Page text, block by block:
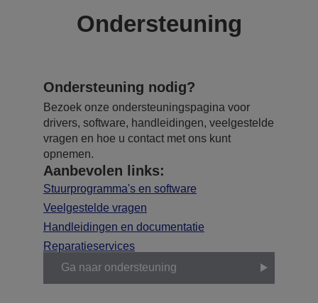
Ondersteuning
Ondersteuning nodig?
Bezoek onze ondersteuningspagina voor
drivers, software, handleidingen, veelgestelde
vragen en hoe u contact met ons kunt
opnemen.
Aanbevolen links:
Stuurprogramma's en software
Veelgestelde vragen
Handleidingen en documentatie
Reparatieservices
Ga naar ondersteuning